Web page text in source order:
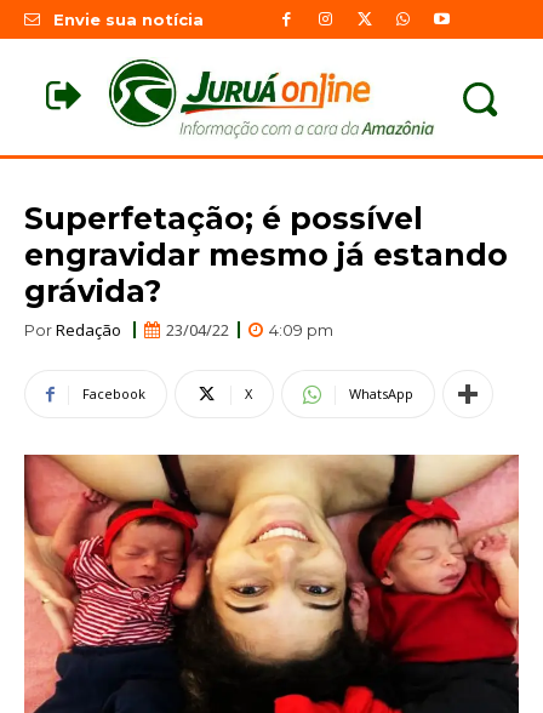
Envie sua notícia
Superfetação; é possível
engravidar mesmo já estando
grávida?
PorRedação 23/04/22 4:09 pm
Facebook X WhatsApp